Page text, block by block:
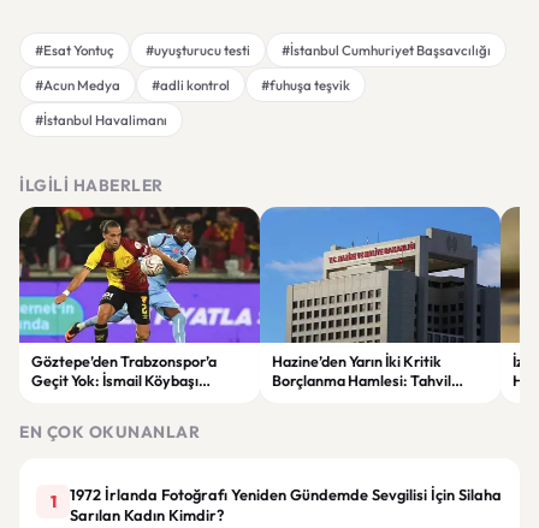
#Esat Yontuç #uyuşturucu testi
#İstanbul Cumhuriyet Başsavcılığı
#Acun Medya
#adli kontrol
#fuhuşa teşvik
#İstanbul Havalimanı
İLGILI HABERLER
Göztepe’den Trabzonspor’a
Geçit Yok: İsmail Köybaşı
Hazine’den Yarın İki Kritik
Borçlanma Hamlesi: Tahvil
EN ÇOK OKUNANLAR
1
1972 İrlanda Fotoğrafı Yeniden Gündemde Sevgilisi İçin Silaha
Sarılan Kadın Kimdir?